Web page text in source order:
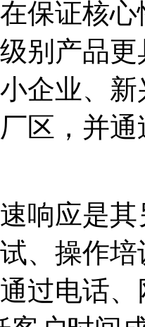
保证核
别产品
企业、
区，并
响应是
、操作
过电话